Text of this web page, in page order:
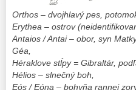
Orthos – dvojhlavý pes,
Erythea – ostrov
Antaios / Antai – obor, syn
Géa,
Héraklove stĺpy = Gibraltár,
Hélios – slnečný boh,
Eós / Eóna – bohyňa rannej